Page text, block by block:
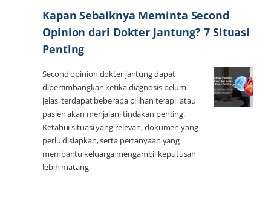
Kapan Sebaiknya Meminta Second
Opinion dari Dokter Jantung? 7 Situasi
Penting
Second opinion dokter jantung dapat
dipertimbangkan ketika diagnosis belum
jelas, terdapat beberapa pilihan terapi, atau
pasien akan menjalani tindakan penting.
Ketahui situasi yang relevan, dokumen yang
perlu disiapkan, serta pertanyaan yang
membantu keluarga mengambil keputusan
lebih matang.